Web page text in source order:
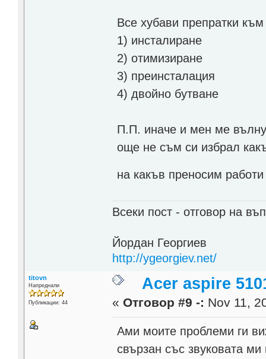
Все хубави препратки
1) инсталиране
2) отимизиране
3) преинсталация
4) двойно бутване
П.П. иначе и мен ме
още не съм си избрал
на какъв преносим
Всеки пост - отговор на
Йордан Георгиев
http://ygeorgiev.net/
titovn
Напреднали
Публикации: 44
Acer aspire
« Отговор #9 -: Nov 11,
Ами моите проблеми ги
свързан със звуковата